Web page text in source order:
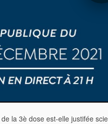
de la 3è dose est-elle justifée